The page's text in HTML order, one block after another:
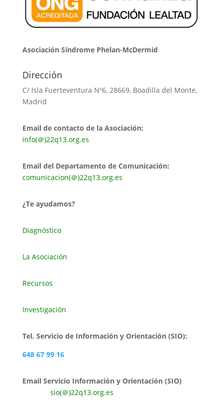
Asociación Síndrome Phelan-McDermid
Dirección
C/ Isla Fuerteventura Nº6, 28669, Boadilla del Monte,
Madrid
Email de contacto de la Asociación:
info(＠)22q13.org.es
Email del Departamento de Comunicación:
comunicacion(＠)22q13.org.es
¿Te ayudamos?
Diagnóstico
La Asociación
Recursos
Investigación
Tel. Servicio de Información y Orientación (SIO):
648 67 99 16
Email Servicio Información y Orientación (SIO)
sio(＠)22q13.org.es